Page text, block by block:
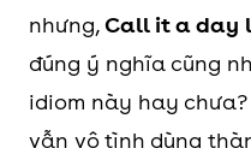
Call it a day và
lại, nhưng Call it a
khi muốn kết thúc
nhưng,Call it a day
đúng ý nghĩa cũng
idiom này hay chưa?
vẫn vô tình dùng